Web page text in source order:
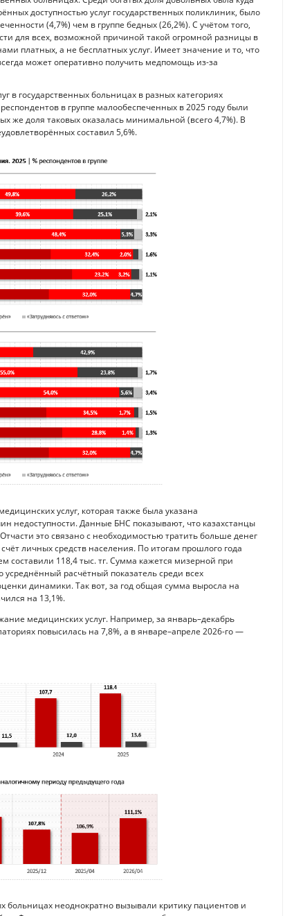
доступностью услуг государственных поликлиник, было
(4,7%) чем в группе бедных (26,2%). С учётом того,
для всех, возможной причиной такой огромной разницы в
платных, а не бесплатных услуг. Имеет значение и то, что
может оперативно получить медпомощь из-за
в государственных больницах в разных категориях
в группе малообеспеченных в 2025 году были
же доля таковых оказалась минимальной (всего 4,7%). В
составил 5,6%.
услуг, которая также была указана
недоступности. Данные БНС показывают, что казахстанцы
это связано с необходимостью тратить больше денег
личных средств населения. По итогам прошлого года
118,4 тыс. тг. Сумма кажется мизерной при
усреднённый расчётный показатель среди всех
динамики. Так вот, за год общая сумма выросла на
на 13,1%.
медицинских услуг. Например, за январь–декабрь
повысилась на 7,8%, а в январе–апреле 2026-го —
больницах неоднократно вызывали критику пациентов и